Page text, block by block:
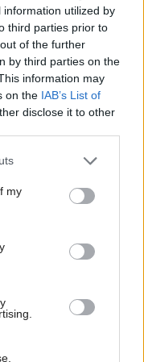
utilized by
third parties prior to
of the further
by third parties on the
information may
on the IAB’s List of
disclose it to other
one or more Google
You may click to
third-party tags to
in below Google
my
priestor s
pre dvoch. Interiér
štýlov, ktorú
japonskej
pripomínajúcej
izoluje a dokonca